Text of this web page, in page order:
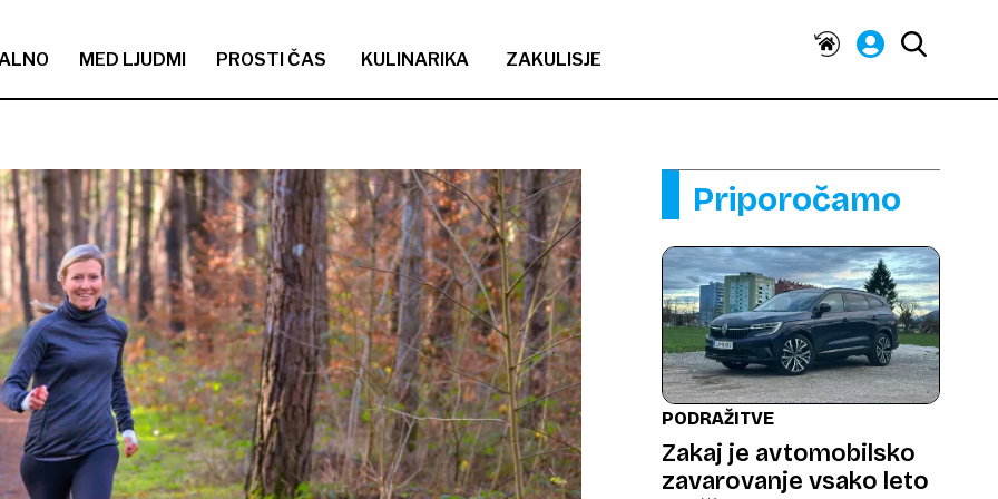
MED LJUDMI PROSTI ČAS KULINARIKA ZAKULISJE
Priporočamo
PODRAŽITVE
Zakaj je avtomobilsko
zavarovanje vsako leto